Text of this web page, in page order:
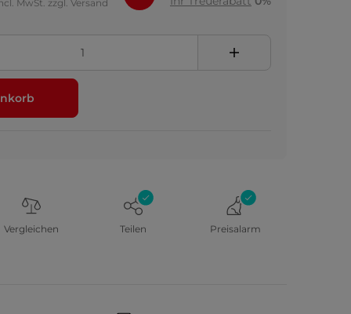
MwSt. zzgl. Versand
Vergleichen Teilen Preisalarm